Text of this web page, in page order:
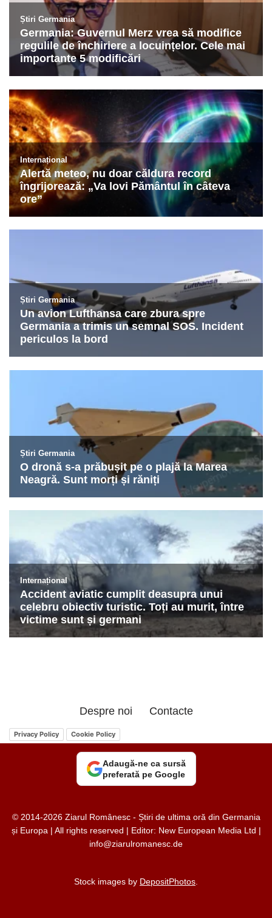
Despre noi Contacte
Privacy Policy Cookie Policy
Adaugă-ne ca sursă
preferată pe Google
© 2014-2026 Ziarul Românesc - Știri de ultima oră din Germania
și Europa | All rights reserved | Editor: New European Media Ltd |
info@ziarulromanesc.de
Stock images by DepositPhotos.